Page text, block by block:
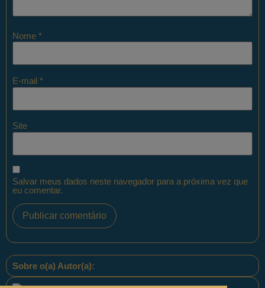
Nome *
E-mail *
Site
Salvar meus dados neste navegador para a próxima vez que
eu comentar.
Sobre o(a) Autor(a):